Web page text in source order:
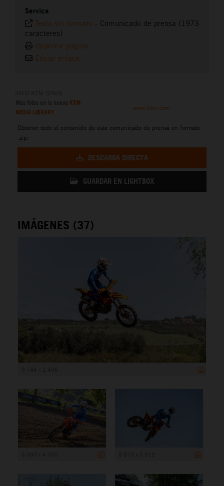
Service
Texto sin formato - Comunicado de prensa (1973
caracteres)
Imprimir página
Enviar enlace
KTM
MEDIA LIBRARY
www.ktm.com
Obtener todo el contenido de este comunicado de prensa en formato
.zip:
DESCARGA DIRECTA
GUARDAR EN LIGHTBOX
IMÁGENES (37)